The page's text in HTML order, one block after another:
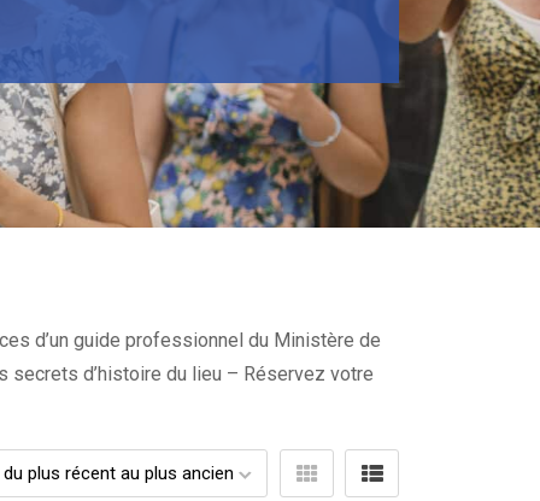
d’un guide professionnel du Ministère de
d’histoire du lieu – Réservez votre